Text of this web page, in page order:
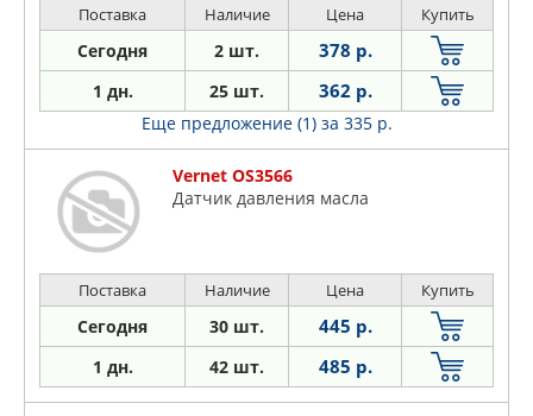
Поставка Наличие Цена Купить
Сегодня 2 шт. 378 р.
1 дн. 25 шт. 362 р.
Еще предложение (1) за 335 р.
Vernet OS3566
Датчик давления масла
Поставка Наличие Цена Купить
Сегодня 30 шт. 445 р.
1 дн. 42 шт. 485 р.